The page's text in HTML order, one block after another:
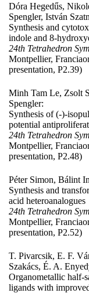
Dóra Hegedűs,
Spengler, István
Synthesis and
indole and 8-
24th Tetrahedron
Montpellier,
presentation, P2.39)
Minh Tam Le, Zsolt
Spengler:
Synthesis of (-)-
potential
24th Tetrahedron
Montpellier,
presentation, P2.48)
Péter Simon, Bálint
Synthesis and
acid heteroanalogues
24th Tetrahedron
Montpellier,
presentation, P2.52)
T. Pivarcsik, E. F.
Szakács, É. A.
Organometallic half-
ligands with